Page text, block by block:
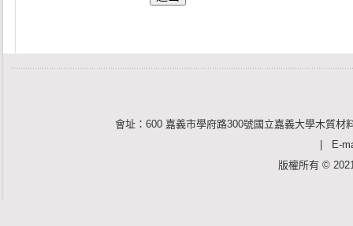
會址：600 嘉義市學府路300號國立嘉義大學木質
| E-
版權所有 ©